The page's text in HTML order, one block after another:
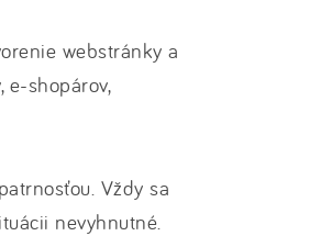
webstránky a
shopárov,
Vždy sa
nevyhnutné.